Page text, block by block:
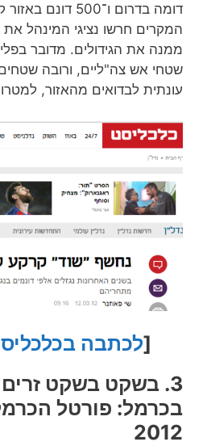
דומה בדרום ו־500
המקרים חרשו נציגי המינהל
ממנה את הגידולים. מדובר
שטחי אש צה"ליים, ורובה
עונתית לבדואים מהאזור,
[לכתבה
3. בשקט בשקט
בכרמל: פורטל
2012